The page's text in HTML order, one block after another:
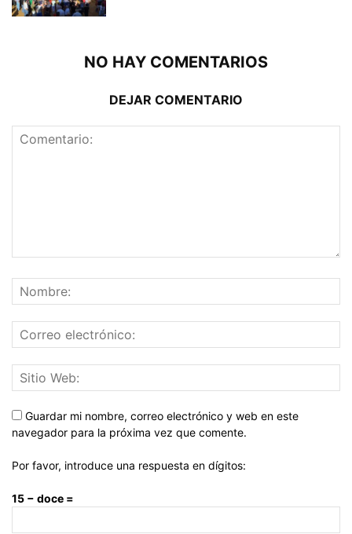
NO HAY COMENTARIOS
DEJAR COMENTARIO
Guardar mi nombre, correo electrónico y web en este
navegador para la próxima vez que comente.
Por favor, introduce una respuesta en dígitos:
15 − doce =